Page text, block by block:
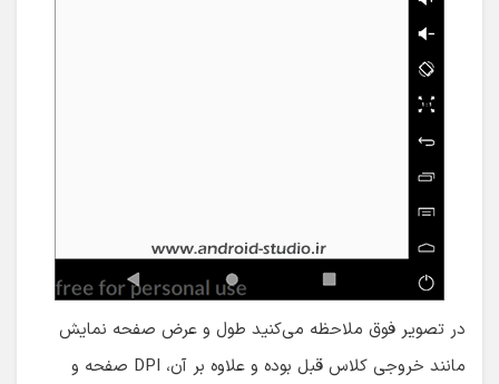
در تصویر فوق ملاحظه می‌کنید طول و عرض صفحه نمایش
مانند خروجی کلاس قبل بوده و علاوه بر آن، DPI صفحه و